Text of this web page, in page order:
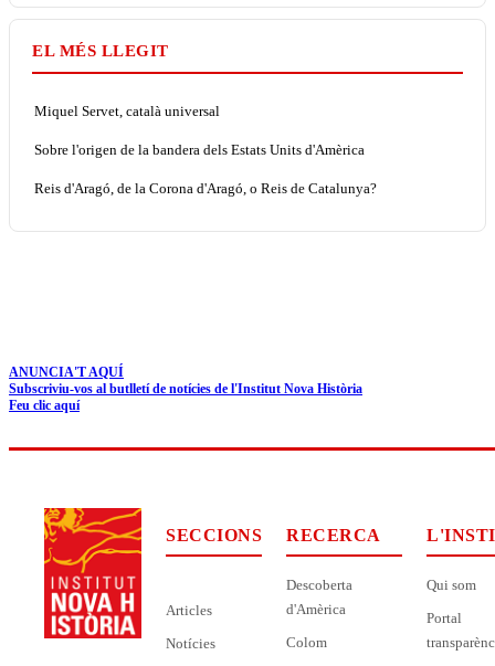
EL MÉS LLEGIT
Miquel Servet, català universal
Sobre l'origen de la bandera dels Estats Units d'Amèrica
Reis d'Aragó, de la Corona d'Aragó, o Reis de Catalunya?
ANUNCIA'T AQUÍ
Subscriviu-vos al butlletí de notícies de l'Institut Nova Història
Feu clic aquí
SECCIONS
Articles
Notícies
RECERCA
Descoberta
d'Amèrica
Colom
Qui som
Portal